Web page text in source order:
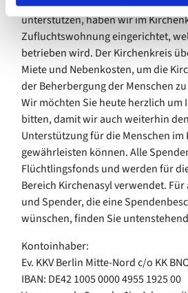
Um die kirchliche Arbeit für die
unterstützen, haben wir im
Zufluchtswohnung eingerichtet,
betrieben wird. Der Kirchenkreis
Miete und Nebenkosten, um die
der Beherbergung der Menschen
Wir möchten Sie heute herzlich um
bitten, damit wir auch weiterhin
Unterstützung für die Menschen im
gewährleisten können. Alle
Flüchtlingsfonds und werden für
Bereich Kirchenasyl verwendet.
und Spender, die eine
wünschen, finden Sie
Kontoinhaber:
Ev. KKV Berlin Mitte-Nord c/o KK
IBAN: DE42 1005 0000 4955 1925 00